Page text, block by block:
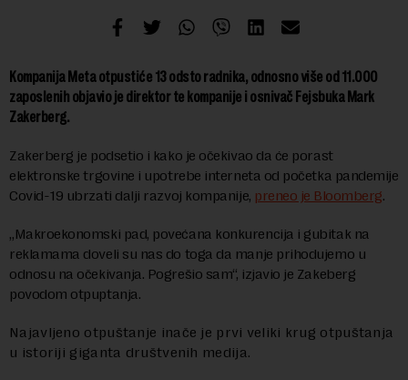
Kompanija Meta otpustiće 13 odsto radnika, odnosno više od 11.000
zaposlenih objavio je direktor te kompanije i osnivač Fejsbuka Mark
Zakerberg.
Zakerberg je podsetio i kako je očekivao da će porast
elektronske trgovine i upotrebe interneta od početka pandemije
Covid-19 ubrzati dalji razvoj kompanije, preneo je Bloomberg.
„Makroekonomski pad, povećana konkurencija i gubitak na
reklamama doveli su nas do toga da manje prihodujemo u
odnosu na očekivanja. Pogrešio sam“, izjavio je Zakeberg
povodom otpuptanja.
Najavljeno otpuštanje inače je prvi veliki krug otpuštanja
u istoriji giganta društvenih medija.